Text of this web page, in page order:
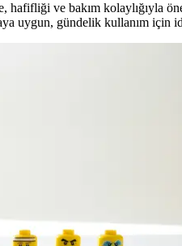
ve bakım kolaylığıyla
uygun, gündelik kullanım için